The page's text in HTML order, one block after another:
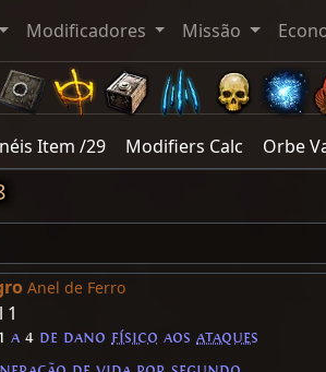
Modificadores Missão
Item /29 Modifiers Calc Orbe
Anel de Ferro
1
a 4 de dano físico aos ataques